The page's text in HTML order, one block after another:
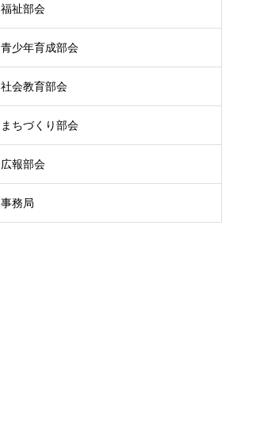
福祉部会
青少年育成部会
社会教育部会
まちづくり部会
広報部会
事務局